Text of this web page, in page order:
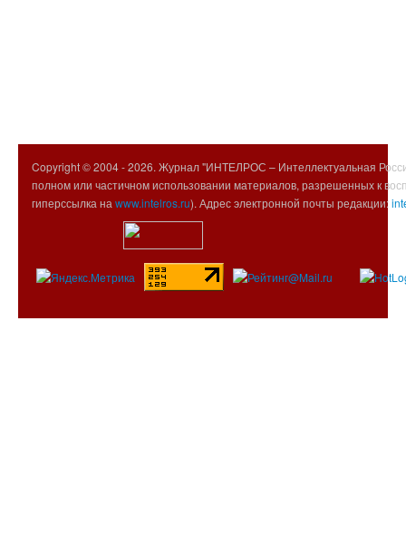
Copyright © 2004 -2026. Журнал "ИНТЕЛРОС – Интеллектуальная
полном или частичном использовании материалов, разрешенных к
гиперссылка на www.intelros.ru). Адрес электронной почты редакции: